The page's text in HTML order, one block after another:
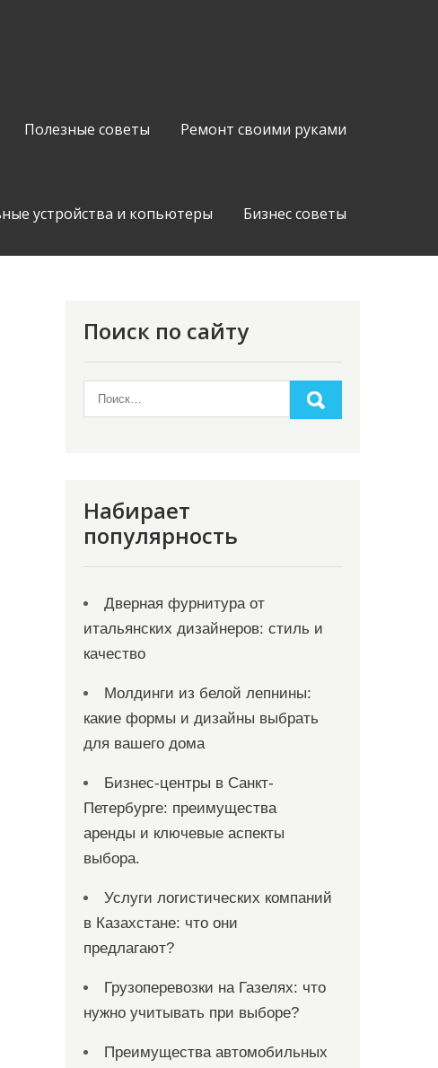
Полезные советы Ремонт своими руками
устройства и копьютеры Бизнес советы
Поиск по сайту
Набирает
популярность
Дверная фурнитура от
итальянских дизайнеров: стиль и
качество
Молдинги из белой лепнины:
какие формы и дизайны выбрать
для вашего дома
Бизнес-центры в Санкт-
Петербурге: преимущества
аренды и ключевые аспекты
выбора.
Услуги логистических компаний
в Казахстане: что они
предлагают?
Грузоперевозки на Газелях: что
нужно учитывать при выборе?
Преимущества автомобильных